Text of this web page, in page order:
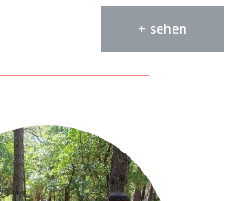
+ sehen